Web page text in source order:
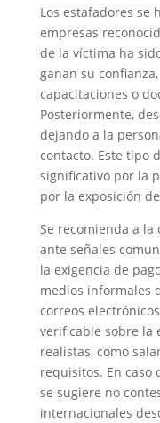
Los estafadores se
empresas
de la víctima ha
ganan su
capacitaciones o
Posteriormente,
dejando a la
contacto. Este tipo
significativo por la
por la exposición
Se recomienda a
ante señales
la exigencia de
medios informales
correos
verificable sobre la
realistas, como
requisitos. En caso
se sugiere no
internacionales